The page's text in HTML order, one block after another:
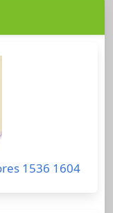
1536 1604